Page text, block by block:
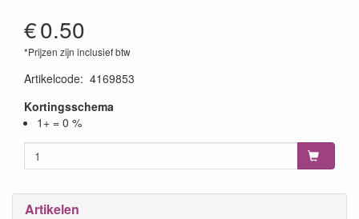
€0.50
*Prijzen zijn inclusief btw
Artikelcode: 4169853
Kortingsschema
1+ = 0 %
Artikelen